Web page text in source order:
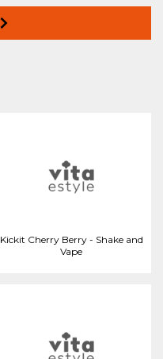
Kickit Cherry Berry - Shake and
Vape